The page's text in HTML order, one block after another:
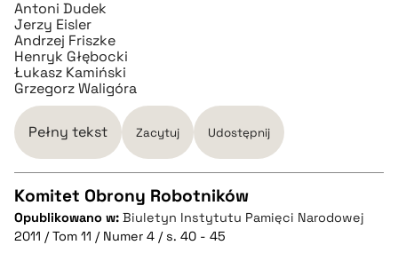
BIBTEX
pobierz cytat
Antoni Dudek
Jerzy Eisler
Andrzej Friszke
Henryk Głębocki
Łukasz Kamiński
Grzegorz Waligóra
Pełny tekst Zacytuj Udostępnij
CZYSTY TEKST
Komitet Obrony Robotników
Opublikowano w: Biuletyn Instytutu Pamięci Narodowej
2011 / Tom 11 / Numer 4 / s. 40 - 45